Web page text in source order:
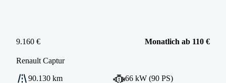
9.160 € Monatlich ab 110 €
Renault Captur
90.130 km 66 kW (90 PS)